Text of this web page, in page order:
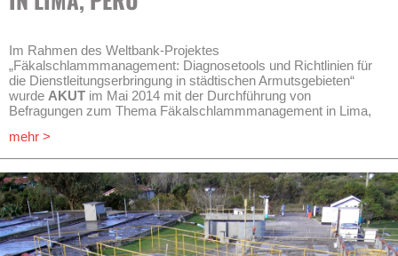
Im Rahmen des Weltbank-Projektes
„Fäkalschlammmanagement: Diagnosetools und Richtlinien für
die Dienstleitungserbringung in städtischen Armutsgebieten“
wurde AKUT im Mai 2014 mit der Durchführung von
Befragungen zum Thema Fäkalschlammmanagement in Lima,
Untersuchung, die in fünf Städten auf vier Kontinenten
stattfindet.
Dies beinhaltet die Durchführung einer Haushaltsbefragung (720
Haushalte) und Fokusgruppendiskussionen, Erfassung und
Analyse von Fäkalschlammproben und die Dokumentation von
Transektbegehungen und Feldbeobachtungen.
mehr >